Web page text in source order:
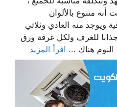
متنوع بالألوان
ويوجد منه العادي وثلاثي
للغرف ولكل غرفة ورق
النوم هناك ... اقرأ المزيد